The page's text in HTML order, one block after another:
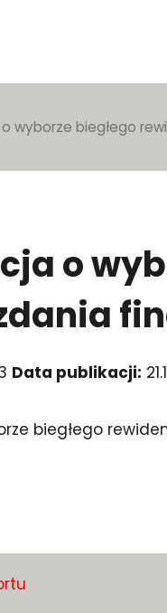
wyborze biegłego
o
Data publikacji:
biegłego